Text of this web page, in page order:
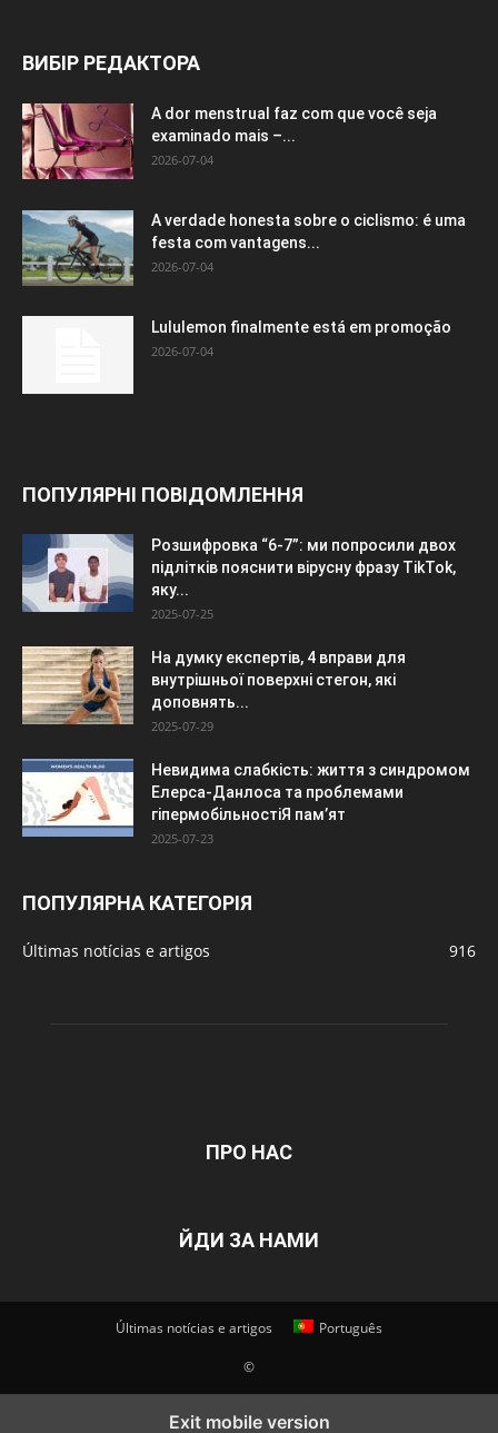
ВИБІР РЕДАКТОРА
A dor menstrual faz com que você seja
examinado mais –...
2026-07-04
A verdade honesta sobre o ciclismo: é uma
festa com vantagens...
2026-07-04
Lululemon finalmente está em promoção
2026-07-04
ПОПУЛЯРНІ ПОВІДОМЛЕННЯ
Розшифровка “6-7”: ми попросили двох
підлітків пояснити вірусну фразу TikTok,
яку...
2025-07-25
На думку експертів, 4 вправи для
внутрішньої поверхні стегон, які
доповнять...
2025-07-29
Невидима слабкість: життя з синдромом
Елерса-Данлоса та проблемами
гіпермобільностіЯ пам’ят
2025-07-23
ПОПУЛЯРНА КАТЕГОРІЯ
Últimas notícias e artigos 916
ПРО НАС
ЙДИ ЗА НАМИ
Últimas notícias e artigos Português
©
Exit mobile version